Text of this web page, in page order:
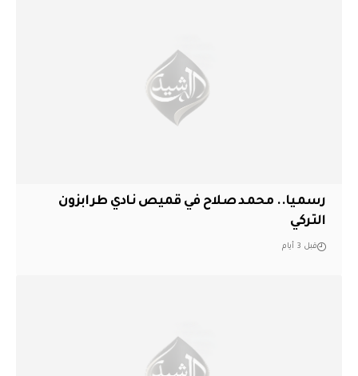
رسميا.. محمد صلاح في قميص نادي طرابزون
التركي
قبل 3 أيام